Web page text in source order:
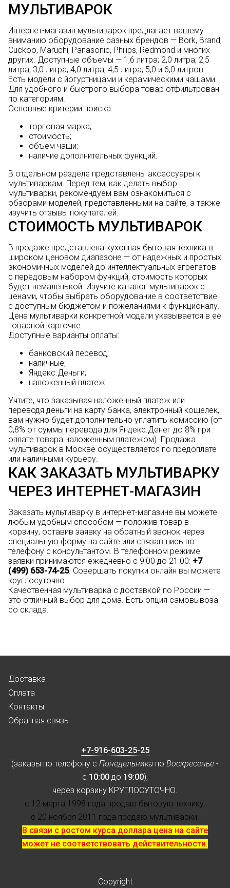
МУЛЬТИВАРОК
Интернет-магазин мультиварок предлагает вашему
вниманию оборудование разных брендов — Bork, Brand,
Cuckoo, Maruchi, Panasonic, Philips, Redmond и многих
других. Доступные объемы — 1,6 литра; 2,0 литра; 2,5
литра; 3,0 литра; 4,0 литра; 4,5 литра; 5,0 и 6,0 литров.
Есть модели с йогуртницами и керамическими чашами.
Для удобного и быстрого выбора товар отфильтрован
по категориям.
Основные критерии поиска:
торговая марка;
стоимость;
объем чаши;
наличие дополнительных функций.
В отдельном разделе представлены аксессуары к
мультиваркам. Перед тем, как делать выбор
мультиварки, рекомендуем вам ознакомиться с
обзорами моделей, представленными на сайте, а также
изучить отзывы покупателей.
СТОИМОСТЬ МУЛЬТИВАРОК
В продаже представлена кухонная бытовая техника в
широком ценовом диапазоне — от надежных и простых
экономичных моделей до интеллектуальных агрегатов
с передовым набором функций, стоимость которых
будет немаленькой. Изучите каталог мультиварок с
ценами, чтобы выбрать оборудование в соответствие
с доступным бюджетом и пожеланиями к функционалу.
Цена мультиварки конкретной модели указывается в ее
товарной карточке.
Доступные варианты оплаты:
банковский перевод;
наличные;
Яндекс.Деньги;
наложенный платеж.
Учтите, что заказывая наложенный платеж или
переводя деньги на карту банка, электронный кошелек,
вам нужно будет дополнительно уплатить комиссию (от
0,8% от суммы перевода для Яндекс.Денег до 8% при
оплате товара наложенным платежом). Продажа
мультиварок в Москве осуществляется по предоплате
или наличными курьеру.
КАК ЗАКАЗАТЬ МУЛЬТИВАРКУ
ЧЕРЕЗ ИНТЕРНЕТ-МАГАЗИН
Заказать мультиварку в интернет-магазине вы можете
любым удобным способом — положив товар в
корзину, оставив заявку на обратный звонок через
специальную форму на сайте или связавшись по
телефону с консультантом. В телефонном режиме
заявки принимаются ежедневно с 9:00 до 21:00: +7
(499) 653-74-25. Совершать покупки онлайн вы можете
круглосуточно.
Качественная мультиварка с доставкой по России —
это отличный выбор для дома. Есть опция самовывоза
со склада.
Доставка
Оплата
Контакты
Обратная связь
+7-916-603-25-25
(заказы по телефону с Понедельника по Воскресенье -
с 10:00 до 19:00),
через корзину КРУГЛОСУТОЧНО.
с 12 марта 1998 года продаю бытовую технику.
с 20 ноября 2011 года продаю мультиварки.
В связи с ростом курса доллара цена на сайте
может не соответствовать действительности.
Copyright